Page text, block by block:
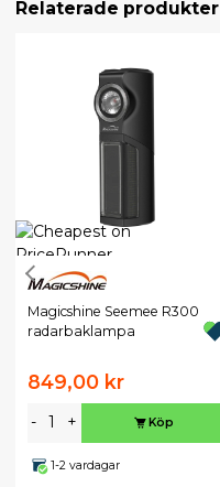
Relaterade produkter
Magicshine Seemee R300
radarbaklampa
849,00 kr
- + Köp
1-2 vardagar